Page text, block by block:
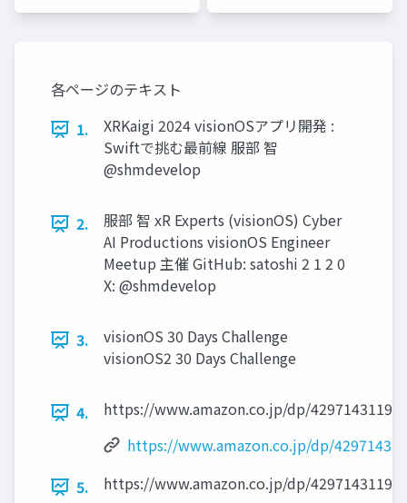
各ページのテキスト
1.
XRKaigi 2024 visionOSアプリ開発 :
Swiftで挑む最前線 服部 智
@shmdevelop
2.
服部 智 xR Experts (visionOS) Cyber
AI Productions visionOS Engineer
Meetup 主催 GitHub: satoshi 2 1 2 0
X: @shmdevelop
3.
visionOS 30 Days Challenge
visionOS2 30 Days Challenge
4.
https://www.amazon.co.jp/dp/4297143119/
https://www.amazon.co.jp/dp/
5.
https://www.amazon.co.jp/dp/4297143119/